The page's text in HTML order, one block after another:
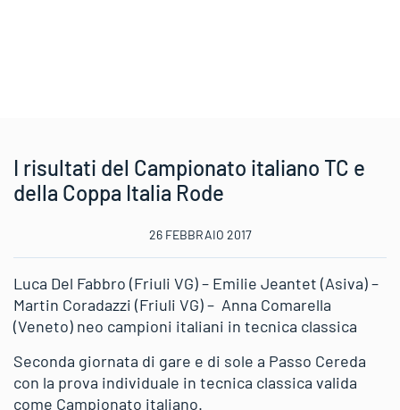
I risultati del Campionato italiano TC e
della Coppa Italia Rode
26 FEBBRAIO 2017
Luca Del Fabbro (Friuli VG) – Emilie Jeantet (Asiva) –
Martin Coradazzi (Friuli VG) – Anna Comarella
(Veneto) neo campioni italiani in tecnica classica
Seconda giornata di gare e di sole a Passo Cereda
con la prova individuale in tecnica classica valida
come Campionato italiano.